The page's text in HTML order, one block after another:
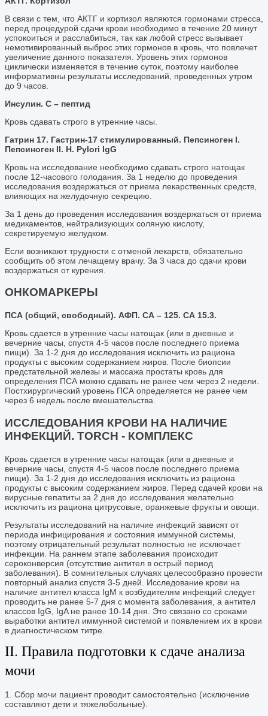
В связи с тем, что АКТГ и кортизол являются гормонами стресса,
перед процедурой сдачи крови необходимо в течение 20 минут
успокоиться и расслабиться, так как любой стресс вызывает
немотивированный выброс этих гормонов в кровь, что повлечет
увеличение данного показателя. Уровень этих гормонов
циклически изменяется в течение суток, поэтому наиболее
информативны результаты исследований, проведенных утром
до 9 часов.
Инсулин. С – пептид
Кровь сдавать строго в утренние часы.
Гатрин 17. Гастрин-17 стимулированный. Пепсиноген I.
Пепсиноген II. H. Pylori IgG
Кровь на исследование необходимо сдавать строго натощак
после 12-часового голодания. За 1 неделю до проведения
исследования воздержаться от приема лекарственных средств,
влияющих на желудочную секрецию.
За 1 день до проведения исследования воздержаться от приема
медикаментов, нейтрализующих соляную кислоту,
секретируемую желудком.
Если возникают трудности с отменой лекарств, обязательно
сообщить об этом лечащему врачу. За 3 часа до сдачи крови
воздержаться от курения.
ОНКОМАРКЕРЫ
ПСА (общий, свободный). АФП. СА – 125. СА 15.3.
Кровь сдается в утренние часы натощак (или в дневные и
вечерние часы, спустя 4-5 часов после последнего приема
пищи). За 1-2 дня до исследования исключить из рациона
продукты с высоким содержанием жиров. После биопсии
предстательной железы и массажа простаты кровь для
определения ПСА можно сдавать не ранее чем через 2 недели.
Постхирургический уровень ПСА определяется не ранее чем
через 6 недель после вмешательства.
ИССЛЕДОВАНИЯ КРОВИ НА НАЛИЧИЕ
ИНФЕКЦИЙ. ТОRCH - КОМПЛЕКС
Кровь сдается в утренние часы натощак (или в дневные и
вечерние часы, спустя 4-5 часов после последнего приема
пищи). За 1-2 дня до исследования исключить из рациона
продукты с высоким содержанием жиров. Перед сдачей крови на
вирусные гепатиты за 2 дня до исследования желательно
исключить из рациона цитрусовые, оранжевые фрукты и овощи.
Результаты исследований на наличие инфекций зависят от
периода инфицирования и состояния иммунной системы,
поэтому отрицательный результат полностью не исключает
инфекции. На раннем этапе заболевания происходит
сероконверсия (отсутствие антител в острый период
заболевания). В сомнительных случаях целесообразно провести
повторный анализ спустя 3-5 дней. Исследование крови на
наличие антител класса IgМ к возбудителям инфекций следует
проводить не ранее 5-7 дня с момента заболевания, а антител
классов IgG, IgA не ранее 10-14 дня. Это связано со сроками
выработки антител иммунной системой и появлением их в крови
в диагностическом титре.
II. Правила подготовки к сдаче анализа
мочи
1. Сбор мочи пациент проводит самостоятельно (исключение
составляют дети и тяжелобольные).